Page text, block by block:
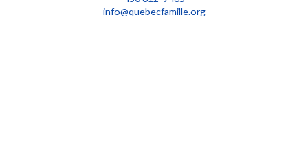
info@quebecfamille.org